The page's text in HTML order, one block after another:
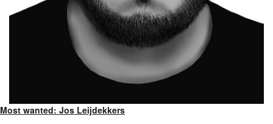
Most wanted: Jos Leijdekkers